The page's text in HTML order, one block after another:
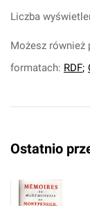
Liczba
Możesz również
formatach: RDF;
Ostatnio